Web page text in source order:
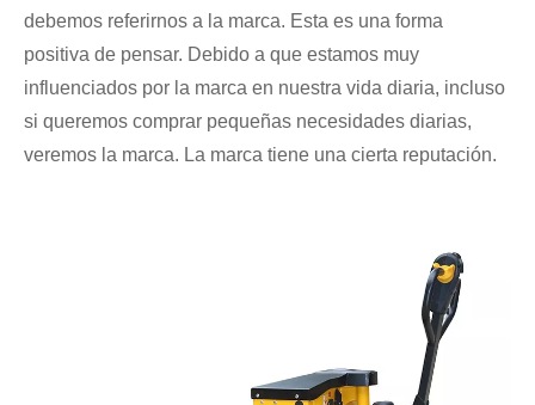
debemos referirnos a la marca. Esta es una forma
positiva de pensar. Debido a que estamos muy
influenciados por la marca en nuestra vida diaria, incluso
si queremos comprar pequeñas necesidades diarias,
veremos la marca. La marca tiene una cierta reputación.